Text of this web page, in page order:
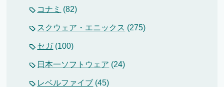
コナミ (82)
スクウェア・エニックス (275)
セガ(100)
日本一ソフトウェア (24)
レベルファイブ (45)